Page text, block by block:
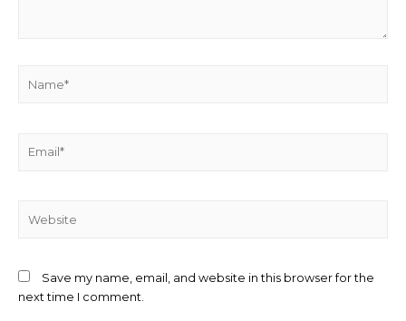
Save my name, email, and website in this browser for the
next time I comment.